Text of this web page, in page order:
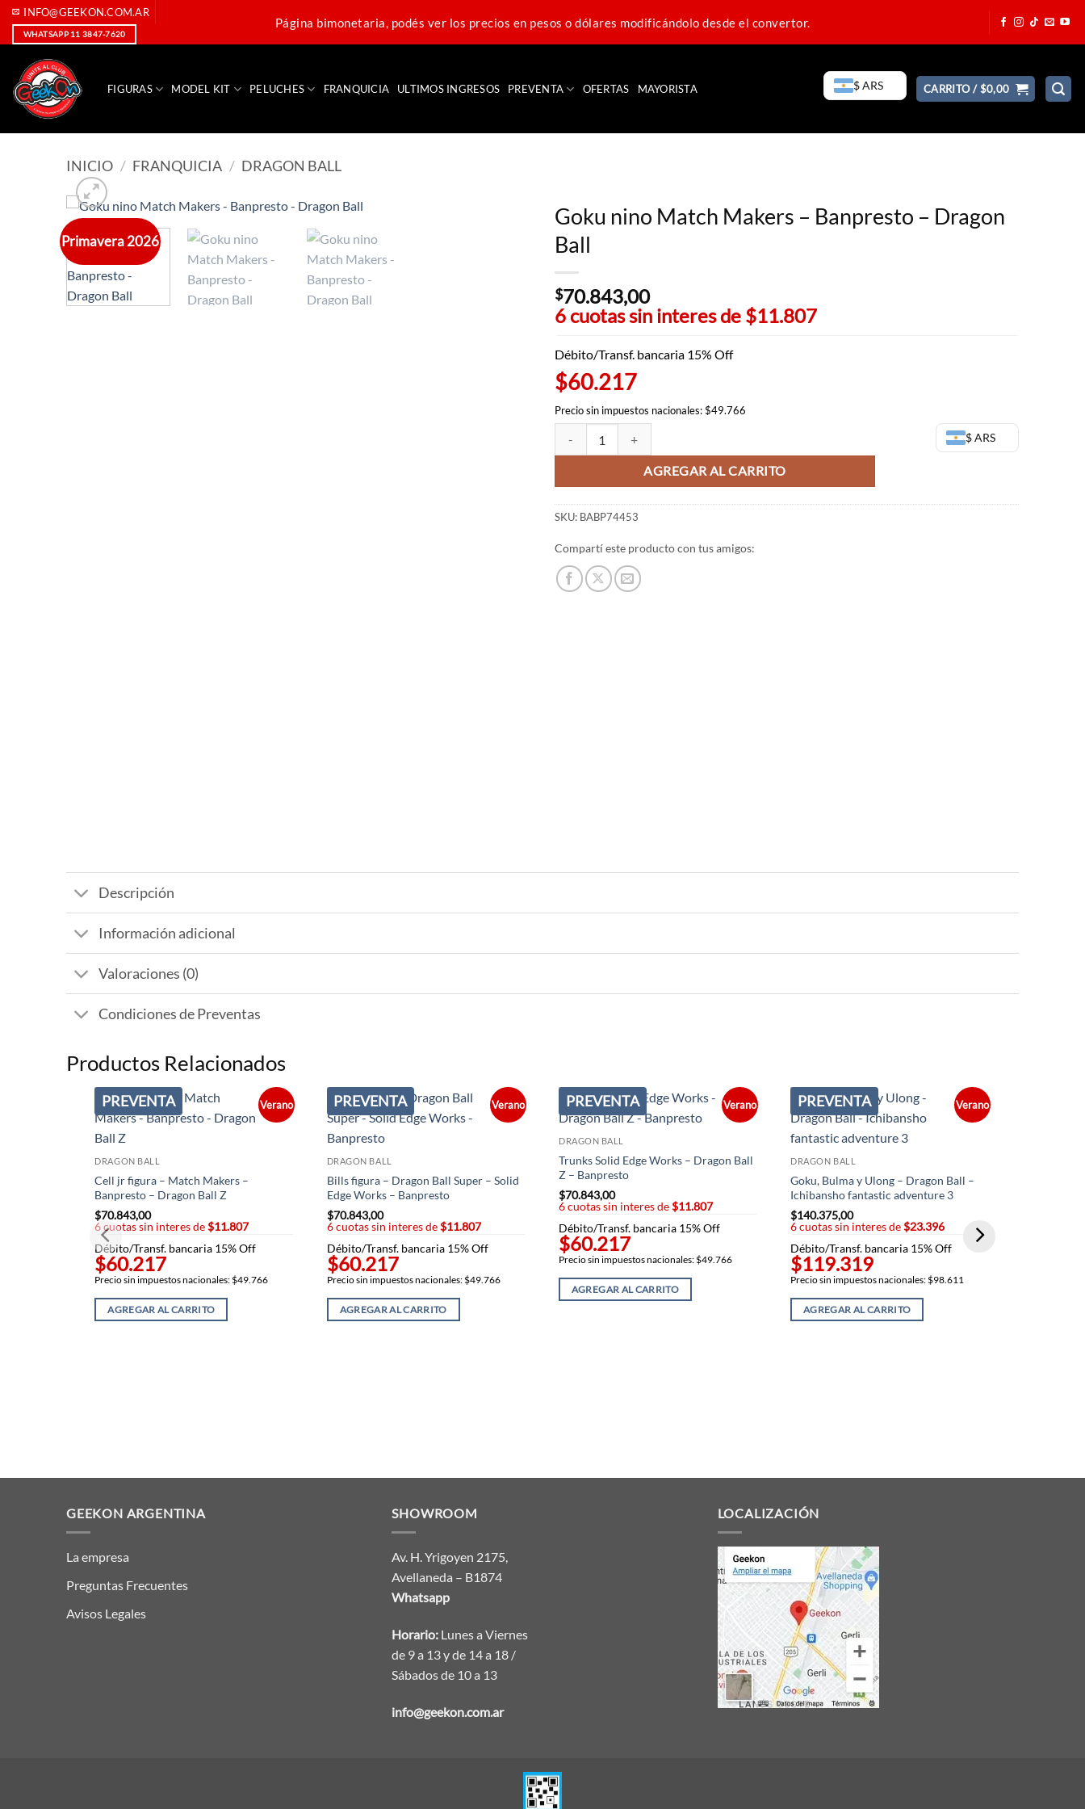
SaltarINFO@GEEKON.COM.AR
WHATSAPP 11 3847-7620
Página bimonetaria, podés ver los precios en pesos o dólares modificándolo desde el convertor.
FIGURAS MODEL KIT PELUCHES FRANQUICIA ULTIMOS INGRESOS PREVENTA OFERTAS MAYORISTA $ ARS CARRITO /$0,00
INICIO / FRANQUICIA / DRAGON BALL
Primavera 2026
Goku nino Match Makers – Banpresto – Dragon
Ball
$70.843,00
6 cuotas sin interes de $11.807
Débito/Transf. bancaria 15% Off
$60.217
Precio sin impuestos nacionales: $49.766
$ ARS
AGREGAR AL CARRITO
SKU: BABP74453
Compartí este producto con tus amigos:
Descripción
Información adicional
Valoraciones (0)
Condiciones de Preventas
Productos Relacionados
PREVENTA Verano
DRAGON BALL
Cell jr figura – Match Makers –
Banpresto – Dragon Ball Z
$70.843,00
6 cuotas sin interes de$11.807
Débito/Transf. bancaria 15% Off
$60.217
Precio sin impuestos nacionales: $49.766
AGREGAR AL CARRITO
PREVENTA Verano
DRAGON BALL
Bills figura – Dragon Ball Super – Solid
Edge Works – Banpresto
$70.843,00
6 cuotas sin interes de$11.807
Débito/Transf. bancaria 15% Off
$60.217
Precio sin impuestos nacionales: $49.766
AGREGAR AL CARRITO
PREVENTA Verano
DRAGON BALL
Trunks Solid Edge Works – Dragon Ball
Z – Banpresto
$70.843,00
6 cuotas sin interes de$11.807
Débito/Transf. bancaria 15% Off
$60.217
Precio sin impuestos nacionales: $49.766
AGREGAR AL CARRITO
PREVENTA Verano
DRAGON BALL
Goku, Bulma y Ulong – Dragon Ball –
Ichibansho fantastic adventure 3
$140.375,00
6 cuotas sin interes de$23.396
Débito/Transf. bancaria 15% Off
$119.319
Precio sin impuestos nacionales: $98.611
AGREGAR AL CARRITO
GEEKON ARGENTINA
La empresa
Preguntas Frecuentes
Avisos Legales
SHOWROOM
Av. H. Yrigoyen 2175,
Avellaneda – B1874
Whatsapp
Horario: Lunes a Viernes
de 9 a 13 y de 14 a 18 /
Sábados de 10 a 13
info@geekon.com.ar
LOCALIZACIÓN